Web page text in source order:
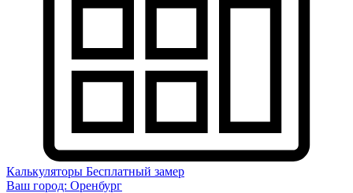
Калькуляторы Бесплатный замер
Ваш город: Оренбург